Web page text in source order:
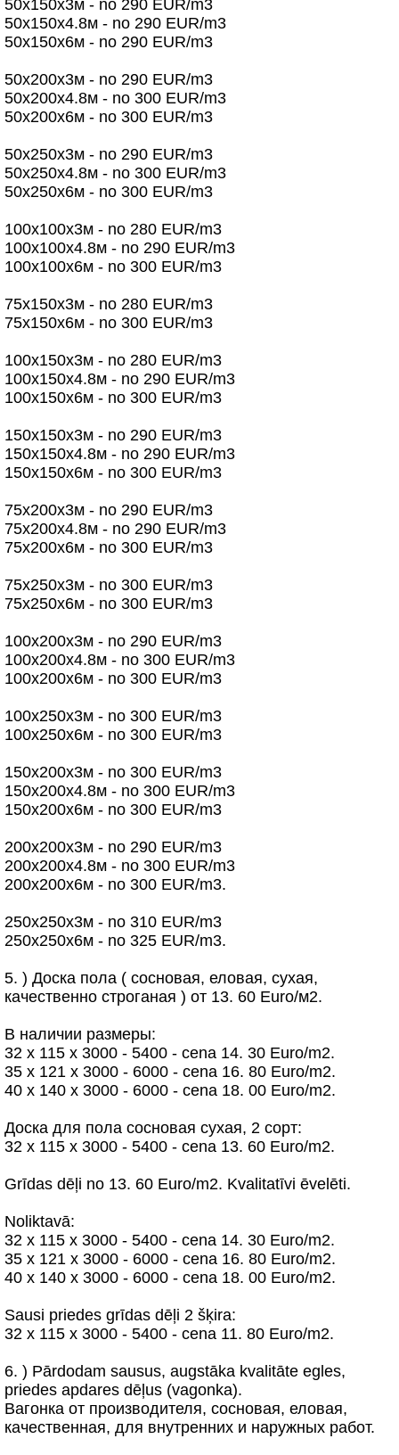
50х150х3м - no 290 EUR/m3
50х150х4.8м - no 290 EUR/m3
50х150х6м - no 290 EUR/m3
50х200х3м - no 290 EUR/m3
50х200х4.8м - no 300 EUR/m3
50х200х6м - no 300 EUR/m3
50х250х3м - no 290 EUR/m3
50х250х4.8м - no 300 EUR/m3
50х250х6м - no 300 EUR/m3
100х100х3м - no 280 EUR/m3
100х100х4.8м - no 290 EUR/m3
100х100х6м - no 300 EUR/m3
75х150х3м - no 280 EUR/m3
75х150х6м - no 300 EUR/m3
100х150х3м - no 280 EUR/m3
100х150х4.8м - no 290 EUR/m3
100х150х6м - no 300 EUR/m3
150х150х3м - no 290 EUR/m3
150х150х4.8м - no 290 EUR/m3
150х150х6м - no 300 EUR/m3
75х200х3м - no 290 EUR/m3
75х200х4.8м - no 290 EUR/m3
75х200х6м - no 300 EUR/m3
75х250х3м - no 300 EUR/m3
75х250х6м - no 300 EUR/m3
100х200х3м - no 290 EUR/m3
100х200х4.8м - no 300 EUR/m3
100х200х6м - no 300 EUR/m3
100х250х3м - no 300 EUR/m3
100х250х6м - no 300 EUR/m3
150х200х3м - no 300 EUR/m3
150х200х4.8м - no 300 EUR/m3
150х200х6м - no 300 EUR/m3
200х200х3м - no 290 EUR/m3
200х200х4.8м - no 300 EUR/m3
200х200х6м - no 300 EUR/m3.
250х250х3м - no 310 EUR/m3
250х250х6м - no 325 EUR/m3.
5. ) Доска пола ( сосновая, еловая, сухая,
качественно строганая ) от 13. 60 Euro/м2.
B наличии размеры:
32 х 115 x 3000 - 5400 - cena 14. 30 Euro/m2.
35 х 121 x 3000 - 6000 - cena 16. 80 Euro/m2.
40 х 140 x 3000 - 6000 - cena 18. 00 Euro/m2.
Доска для пола сосновая сухая, 2 сорт:
32 х 115 x 3000 - 5400 - cena 13. 60 Euro/m2.
Grīdas dēļi no 13. 60 Euro/m2. Kvalitatīvi ēvelēti.
Noliktavā:
32 х 115 x 3000 - 5400 - cena 14. 30 Euro/m2.
35 х 121 x 3000 - 6000 - cena 16. 80 Euro/m2.
40 х 140 x 3000 - 6000 - cena 18. 00 Euro/m2.
Sausi priedes grīdas dēļi 2 šķira:
32 х 115 x 3000 - 5400 - cena 11. 80 Euro/m2.
6. ) Pārdodam sausus, augstāka kvalitāte egles,
priedes apdares dēļus (vagonka).
Вагонка от производителя, сосновая, еловая,
качественная, для внутренних и наружных работ.